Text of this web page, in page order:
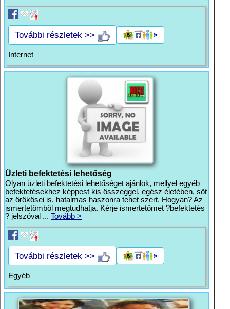
További részletek >>
Internet
Üzleti befektetési lehetőség
Olyan üzleti befektetési lehetőséget ajánlok, mellyel egyéb
befektetésekhez képpest kis összeggel, egész életében, sőt
az örökösei is, hatalmas haszonra tehet szert. Hogyan? Az
ismertetőmből megtudhatja. Kérje ismertetőmet ?befektetés
? jelszóval ... Tovább >
További részletek >>
Egyéb